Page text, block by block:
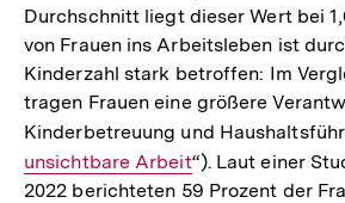
Durchschnitt liegt dieser Wert bei
von Frauen ins Arbeitsleben ist
Kinderzahl stark betroffen: Im
tragen Frauen eine größere
Kinderbetreuung und
unsichtbare Arbeit“). Laut einer
2022 berichteten 59 Prozent der